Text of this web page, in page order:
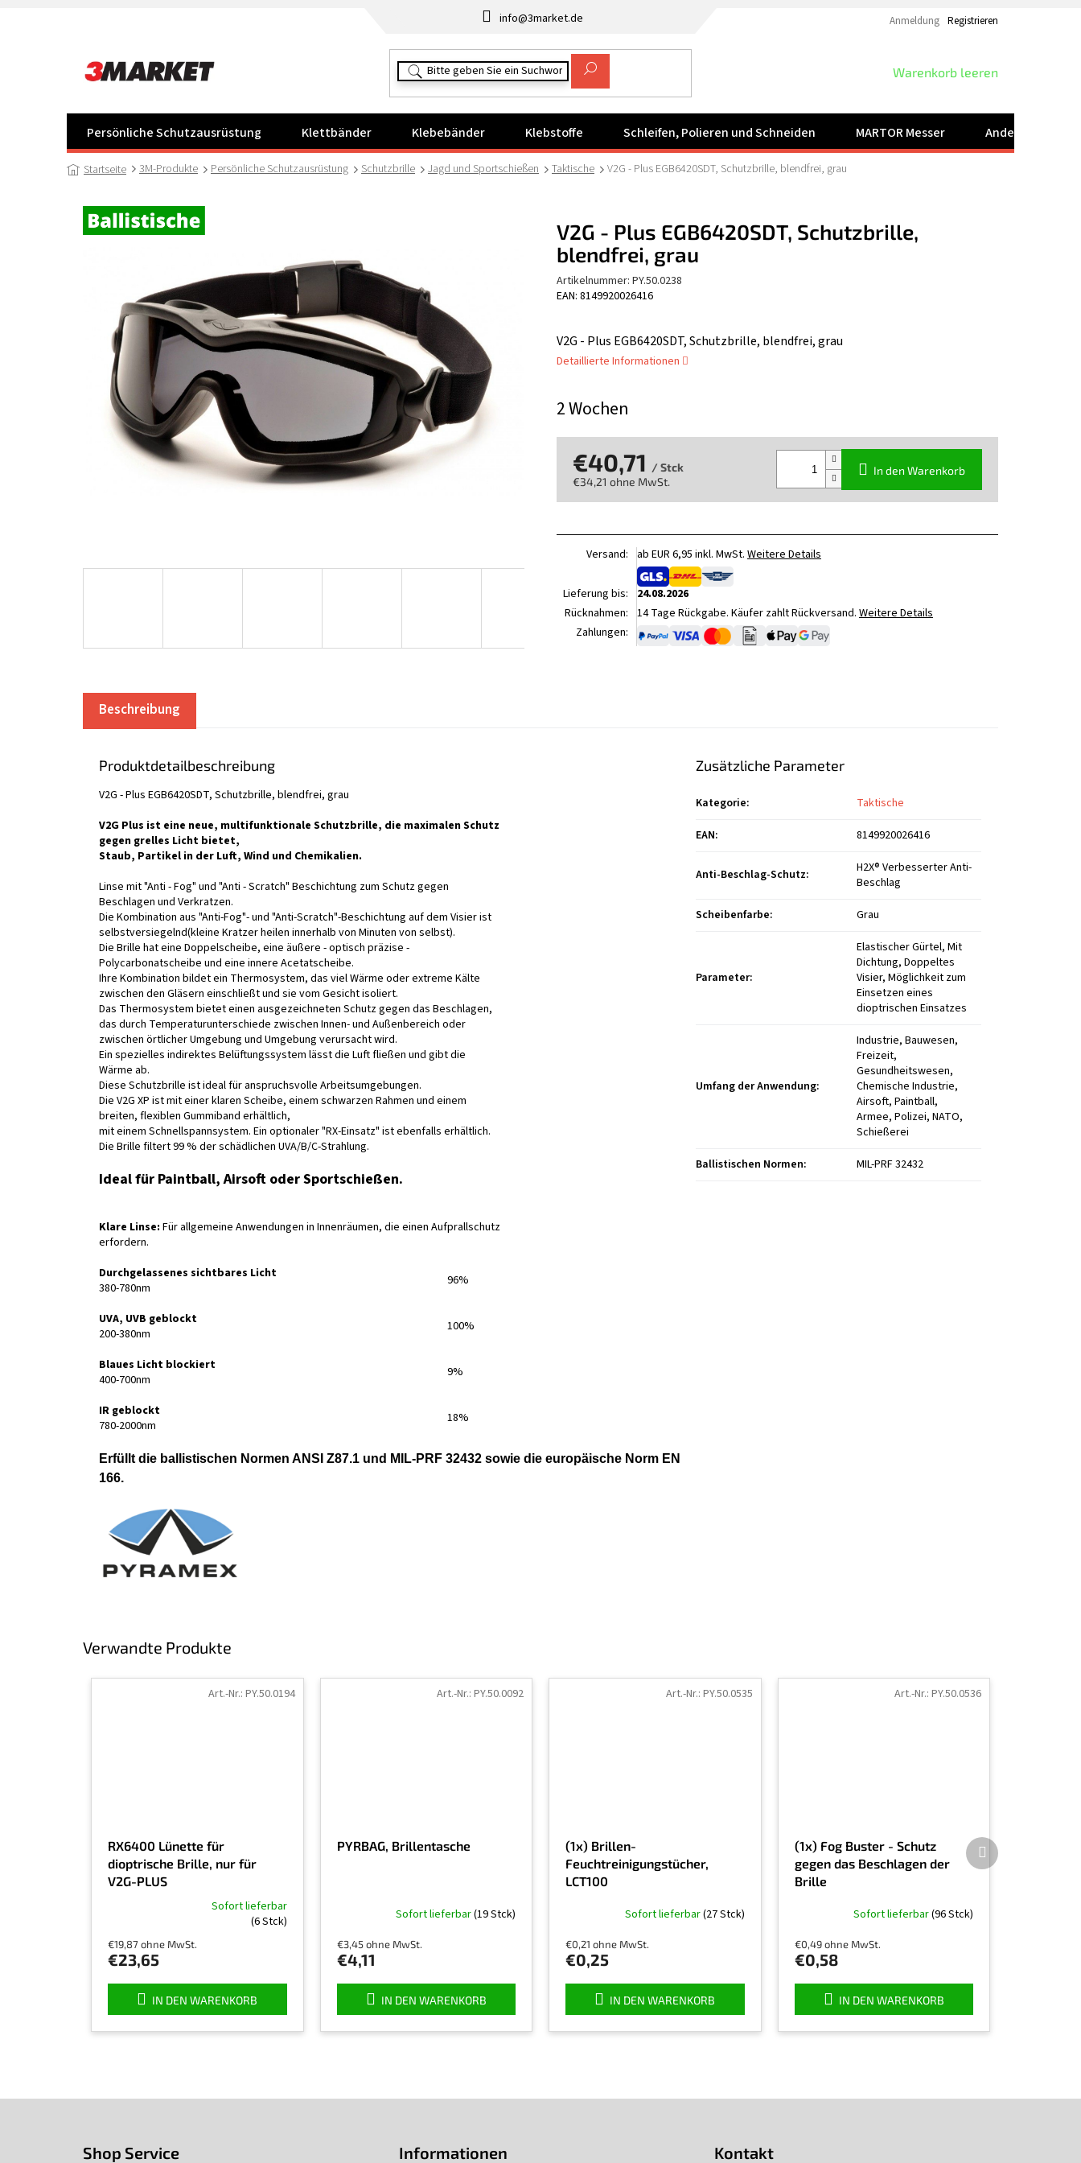
info@3market.de Anmeldung Registrieren
WARENKORB
Warenkorb leeren
Persönliche Schutzausrüstung Klettbänder Klebebänder Klebstoffe Schleifen, Polieren und Schneiden MARTOR Messer Andere Produkte
Startseite 3M-Produkte Persönliche Schutzausrüstung Schutzbrille Jagd und Sportschießen Taktische V2G - Plus EGB6420SDT, Schutzbrille, blendfrei, grau
2 Wochen
V2G - Plus EGB6420SDT, Schutzbrille, blendfrei, grau
Detaillierte Informationen
€40,71 / Stck
€34,21 ohne MwSt.
In den Warenkorb
V2G - Plus EGB6420SDT, Schutzbrille,
blendfrei, grau
Artikelnummer: PY.50.0238
EAN: 8149920026416
Versand: ab EUR 6,95 inkl. MwSt. Weitere Details
Lieferung bis:
24.08.2026
Rücknahmen: 14 Tage Rückgabe. Käufer zahlt Rückversand. Weitere Details
Zahlungen:
Verwandte Produkte
RX6400 Lünette für
dioptrische Brille, nur für
V2G-PLUS
Produktbewertung
ist
Sofort lieferbar
(6 Stck)
€19,87 ohne MwSt.
€23,65
IN DEN WARENKORB
Art.-Nr.: PY.50.0194
PYRBAG, Brillentasche
Sofort lieferbar(19 Stck)
€3,45 ohne MwSt.
€4,11
IN DEN WARENKORB
Art.-Nr.: PY.50.0092
(1x) Brillen-
Feuchtreinigungstücher,
LCT100
Sofort lieferbar(27 Stck)
€0,21 ohne MwSt.
€0,25
IN DEN WARENKORB
Art.-Nr.: PY.50.0535
(1x) Fog Buster - Schutz
gegen das Beschlagen der
Brille
Sofort lieferbar(96 Stck)
€0,49 ohne MwSt.
€0,58
IN DEN WARENKORB
Art.-Nr.: PY.50.0536
Nächstes
Produkt
Beschreibung
Produktdetailbeschreibung
V2G - Plus EGB6420SDT, Schutzbrille, blendfrei, grau
V2G Plus ist eine neue, multifunktionale Schutzbrille, die maximalen Schutz
gegen grelles Licht bietet,
Staub, Partikel in der Luft, Wind und Chemikalien.
Linse mit "Anti - Fog" und "Anti - Scratch" Beschichtung zum Schutz gegen
Beschlagen und Verkratzen.
Die Kombination aus "Anti-Fog"- und "Anti-Scratch"-Beschichtung auf dem Visier ist
selbstversiegelnd(kleine Kratzer heilen innerhalb von Minuten von selbst).
Die Brille hat eine Doppelscheibe, eine äußere - optisch präzise -
Polycarbonatscheibe und eine innere Acetatscheibe.
Ihre Kombination bildet ein Thermosystem, das viel Wärme oder extreme Kälte
zwischen den Gläsern einschließt und sie vom Gesicht isoliert.
Das Thermosystem bietet einen ausgezeichneten Schutz gegen das Beschlagen,
das durch Temperaturunterschiede zwischen Innen- und Außenbereich oder
zwischen örtlicher Umgebung und Umgebung verursacht wird.
Ein spezielles indirektes Belüftungssystem lässt die Luft fließen und gibt die
Wärme ab.
Diese Schutzbrille ist ideal für anspruchsvolle Arbeitsumgebungen.
Die V2G XP ist mit einer klaren Scheibe, einem schwarzen Rahmen und einem
breiten, flexiblen Gummiband erhältlich,
mit einem Schnellspannsystem. Ein optionaler "RX-Einsatz" ist ebenfalls erhältlich.
Die Brille filtert 99 % der schädlichen UVA/B/C-Strahlung.
Ideal für Paintball, Airsoft oder Sportschießen.
Klare Linse: Für allgemeine Anwendungen in Innenräumen, die einen Aufprallschutz
erfordern.
Durchgelassenes sichtbares Licht
380-780nm
96%
UVA, UVB geblockt
200-380nm
100%
Blaues Licht blockiert
400-700nm
9%
IR geblockt
780-2000nm
18%
Erfüllt die ballistischen Normen ANSI Z87.1 und MIL-PRF 32432 sowie die europäische Norm EN
166.
Zusätzliche Parameter
Kategorie:
Taktische
EAN: 8149920026416
Anti-Beschlag-Schutz:
H2X® Verbesserter Anti-
Beschlag
Scheibenfarbe: Grau
Parameter:
Elastischer Gürtel, Mit
Dichtung, Doppeltes
Visier, Möglichkeit zum
Einsetzen eines
dioptrischen Einsatzes
Umfang der Anwendung:
Industrie, Bauwesen,
Freizeit,
Gesundheitswesen,
Chemische Industrie,
Airsoft, Paintball,
Armee, Polizei, NATO,
Schießerei
Ballistischen Normen: MIL-PRF 32432
Shop Service Informationen Kontakt